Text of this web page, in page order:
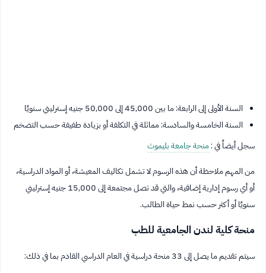
السنة الأولى إلى الرابعة: ما بين 45,000 إلى 50,000 جنيه إسترليني سنويًا
السنة الخامسة والسادسة: مماثلة في التكلفة أو بزيادة طفيفة حسب التضخم
سجل أيضاً في :منحة جامعة بليموث
من المهم ملاحظة أن هذه الرسوم لا تشمل تكاليف المعيشة، أو المواد الدراسية،
أو أي رسوم إدارية إضافية، والتي قد تصل مجتمعة إلى 15,000 جنيه إسترليني
سنويًا أو أكثر حسب نمط حياة الطالب.
منحة كلية لندن الجامعية للطب
سيتم تقديم ما يصل إلى 33 منحة دراسية في العام الدراسي القادم بما في ذلك: